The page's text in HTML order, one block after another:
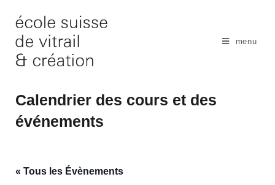
content
menu
Calendrier des cours et des
événements
« Tous les Évènements